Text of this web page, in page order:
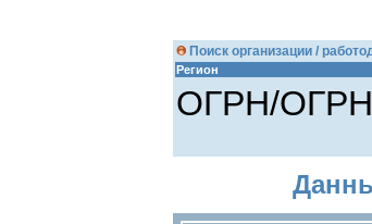
Поиск организации /
Регион
ОГРН/